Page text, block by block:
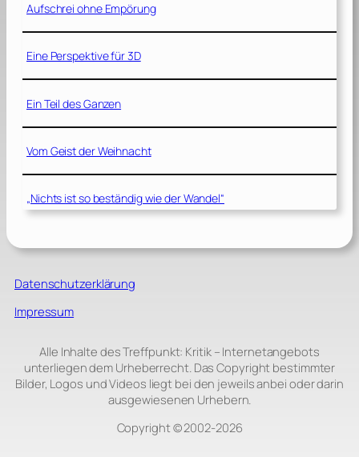
Aufschrei ohne Empörung
Eine Perspektive für 3D
Ein Teil des Ganzen
Vom Geist der Weihnacht
„Nichts ist so beständig wie der Wandel“
Datenschutzerklärung
Impressum
Alle Inhalte des Treffpunkt: Kritik – Internetangebots
unterliegen dem Urheberrecht. Das Copyright bestimmter
Bilder, Logos und Videos liegt bei den jeweils anbei oder darin
ausgewiesenen Urhebern.
Copyright © 2002‑2026